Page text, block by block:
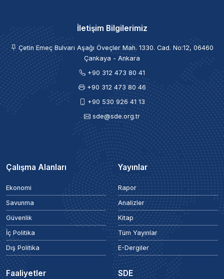
İletişim Bilgilerimiz
Çetin Emeç Bulvarı Aşağı Öveçler Mah. 1330. Cad. No:12, 06460
Çankaya - Ankara
+90 312 473 80 41
+90 312 473 80 46
+90 530 926 41 13
sde@sde.org.tr
Çalışma Alanları
Ekonomi
Savunma
Güvenlik
İç Politika
Dış Politika
Yayınlar
Rapor
Analizler
Kitap
Tüm Yayınlar
E-Dergiler
Faaliyetler SDE